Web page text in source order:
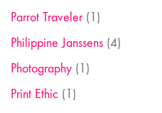
Parrot Traveler(1)
Philippine Janssens (4)
Photography (1)
Print Ethic (1)